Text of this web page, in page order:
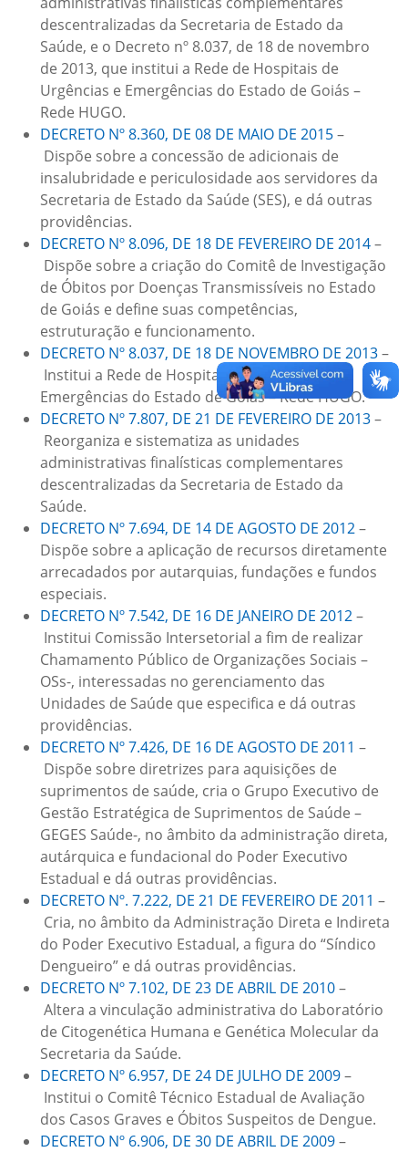
descentralizadas da Secretaria de Estado da
Saúde, e o Decreto nº 8.037, de 18 de novembro
de 2013, que institui a Rede de Hospitais de
Urgências e Emergências do Estado de Goiás –
Rede HUGO.
DECRETO Nº 8.360, DE 08 DE MAIO DE 2015–
Dispõe sobre a concessão de adicionais de
insalubridade e periculosidade aos servidores da
Secretaria de Estado da Saúde (SES), e dá outras
providências.
DECRETO Nº 8.096, DE 18 DE FEVEREIRO DE 2014–
Dispõe sobre a criação do Comitê de Investigação
de Óbitos por Doenças Transmissíveis no Estado
de Goiás e define suas competências,
estruturação e funcionamento.
DECRETO Nº 8.037, DE 18 DE NOVEMBRO DE 2013–
Institui a Rede de Hospitais de Urgências e
Emergências do Estado de Goiás – Rede HUGO.
DECRETO Nº 7.807, DE 21 DE FEVEREIRO DE 2013–
Reorganiza e sistematiza as unidades
administrativas finalísticas complementares
descentralizadas da Secretaria de Estado da
Saúde.
DECRETO Nº 7.694, DE 14 DE AGOSTO DE 2012–
Dispõe sobre a aplicação de recursos diretamente
arrecadados por autarquias, fundações e fundos
especiais.
DECRETO Nº 7.542, DE 16 DE JANEIRO DE 2012–
Institui Comissão Intersetorial a fim de realizar
Chamamento Público de Organizações Sociais –
OSs-, interessadas no gerenciamento das
Unidades de Saúde que especifica e dá outras
providências.
DECRETO Nº 7.426, DE 16 DE AGOSTO DE 2011 –
Dispõe sobre diretrizes para aquisições de
suprimentos de saúde, cria o Grupo Executivo de
Gestão Estratégica de Suprimentos de Saúde –
GEGES Saúde-, no âmbito da administração direta,
autárquica e fundacional do Poder Executivo
Estadual e dá outras providências.
DECRETO Nº. 7.222, DE 21 DE FEVEREIRO DE 2011 –
Cria, no âmbito da Administração Direta e Indireta
do Poder Executivo Estadual, a figura do “Síndico
Dengueiro” e dá outras providências.
DECRETO Nº 7.102, DE 23 DE ABRIL DE 2010–
Altera a vinculação administrativa do Laboratório
de Citogenética Humana e Genética Molecular da
Secretaria da Saúde.
DECRETO Nº 6.957, DE 24 DE JULHO DE 2009–
Institui o Comitê Técnico Estadual de Avaliação
dos Casos Graves e Óbitos Suspeitos de Dengue.
DECRETO Nº 6.906, DE 30 DE ABRIL DE 2009–